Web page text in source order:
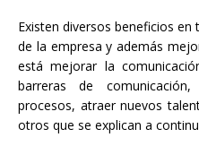
Existen diversos beneficios
de la empresa y además
está mejorar la
barreras de
procesos, atraer nuevos
otros que se explican a